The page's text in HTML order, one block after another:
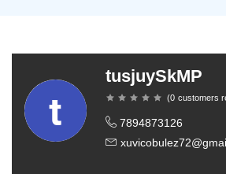
tusjuySkMP
(0 customers
7894873126